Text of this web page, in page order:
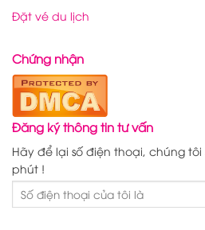
Đặt vé du lịch
Chứng nhận
Đăng ký thông tin tư vấn
Hãy để lại số điện thoại, chúng
phút !